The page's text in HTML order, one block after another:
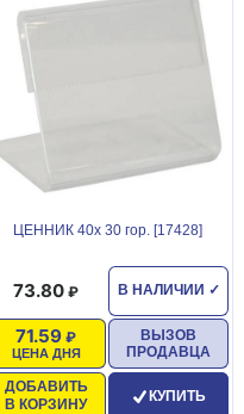
ЦЕННИК 40х 30 гор. [17428]
В НАЛИЧИИ ✓
73.80
ЦЕНА ДНЯ
71.59
ДОБАВИТЬ
В КОРЗИНУ
ВЫЗОВ
ПРОДАВЦА
КУПИТЬ